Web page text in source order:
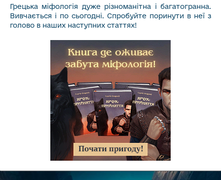
Грецька міфологія дуже різноманітна і багатогранна.
Вивчається і по сьогодні. Спробуйте поринути в неї з
голово в наших наступних статтях!